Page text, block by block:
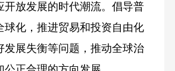
发展的时代潮流。倡导普
球化，推进贸易和投资自由化
发展失衡等问题，推动全球治